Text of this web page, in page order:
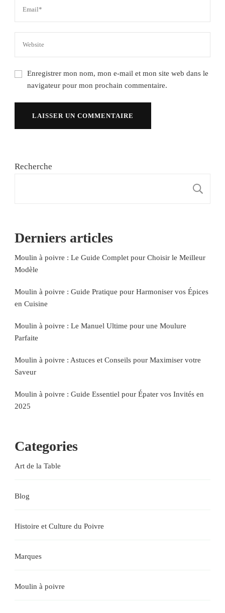
Enregistrer mon nom, mon e-mail et mon site web dans le
navigateur pour mon prochain commentaire.
Recherche
Derniers articles
Moulin à poivre : Le Guide Complet pour Choisir le Meilleur
Modèle
Moulin à poivre : Guide Pratique pour Harmoniser vos Épices
en Cuisine
Moulin à poivre : Le Manuel Ultime pour une Moulure
Parfaite
Moulin à poivre : Astuces et Conseils pour Maximiser votre
Saveur
Moulin à poivre : Guide Essentiel pour Épater vos Invités en
2025
Categories
Art de la Table
Blog
Histoire et Culture du Poivre
Marques
Moulin à poivre